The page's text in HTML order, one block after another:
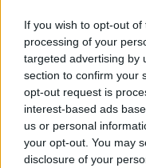
If you wish to opt-out
processing of your
targeted advertising by
section to confirm your
opt-out request is
interest-based ads
us or personal
your opt-out. You may
disclosure of your
Om du försöker att
Logga in
Kom ihåg mig?